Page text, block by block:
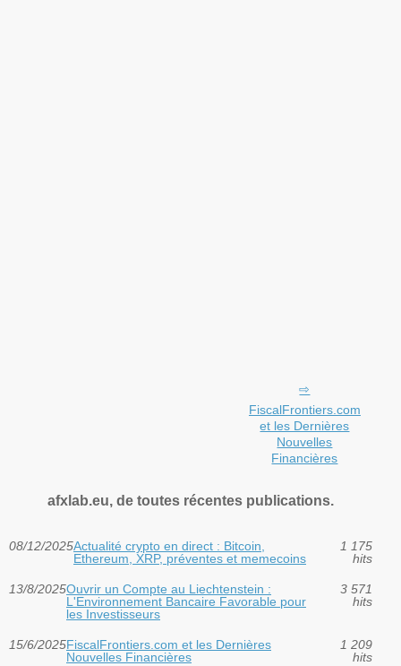
FiscalFrontiers.com
et les Dernières
Nouvelles
Financières
afxlab.eu, de toutes récentes publications.
08/12/2025Actualité crypto en direct : Bitcoin,
Ethereum, XRP, préventes et memecoins
1 175
hits
13/8/2025Ouvrir un Compte au Liechtenstein :
L'Environnement Bancaire Favorable pour
les Investisseurs
3 571
hits
15/6/2025FiscalFrontiers.com et les Dernières
Nouvelles Financières
1 209
hits